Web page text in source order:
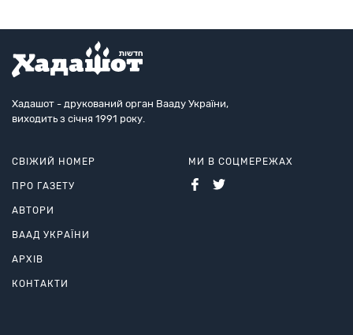
Хадашот - друкований орган Вааду України,
виходить з січня 1991 року.
СВІЖИЙ НОМЕР
ПРО ГАЗЕТУ
АВТОРИ
ВААД УКРАЇНИ
АРХІВ
КОНТАКТИ
МИ В СОЦМЕРЕЖАХ